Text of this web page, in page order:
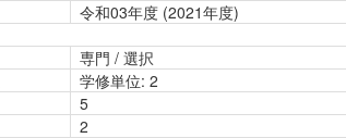
令和03年度 (2021年度)
専門 / 選択
学修単位: 2
5
2